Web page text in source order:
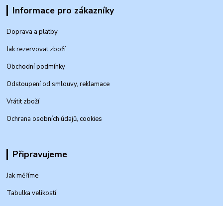
Informace pro zákazníky
Doprava a platby
Jak rezervovat zboží
Obchodní podmínky
Odstoupení od smlouvy, reklamace
Vrátit zboží
Ochrana osobních údajů, cookies
Připravujeme
Jak měříme
Tabulka velikostí